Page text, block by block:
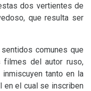
dos vertientes de
que resulta ser
comunes que
del autor ruso,
tanto en la
en el cual se inscriben